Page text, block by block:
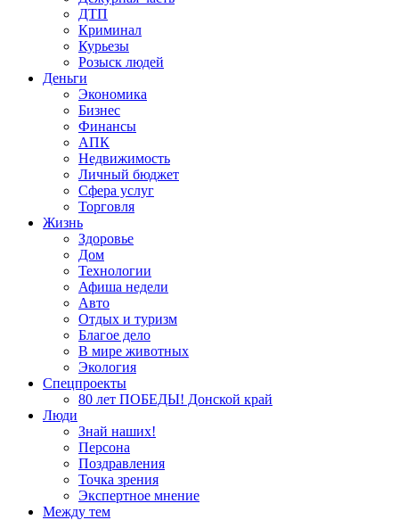
ДТП
Криминал
Курьезы
Розыск людей
Деньги
Экономика
Бизнес
Финансы
АПК
Недвижимость
Личный бюджет
Сфера услуг
Торговля
Жизнь
Здоровье
Дом
Технологии
Афиша недели
Авто
Отдых и туризм
Благое дело
В мире животных
Экология
Спецпроекты
80 лет ПОБЕДЫ! Донской край
Люди
Знай наших!
Персона
Поздравления
Точка зрения
Экспертное мнение
Между тем